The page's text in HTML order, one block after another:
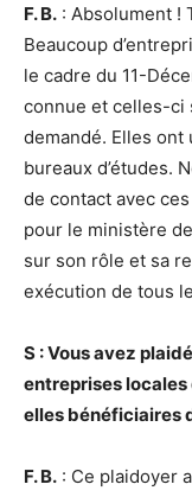
F. B. : Absolument !
Beaucoup
le cadre du 11-
connue et celles-ci
demandé. Elles
bureaux d’études.
de contact avec
pour le ministère
sur son rôle et sa
exécution de tous
S : Vous avez
entreprises locales
elles bénéficiaires
F. B. : Ce plaidoyer